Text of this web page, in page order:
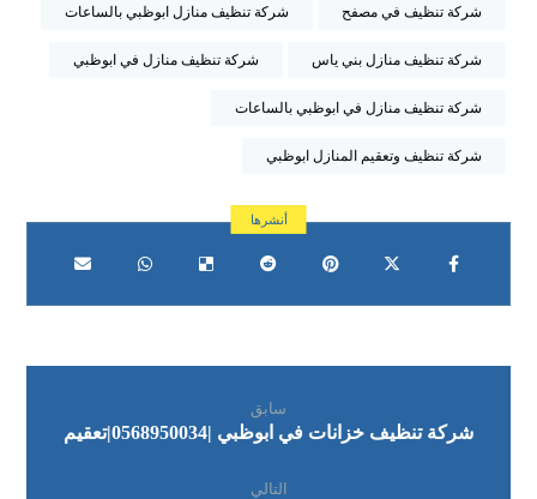
شركة تنظيف في مصفح شركة تنظيف منازل ابوظبي بالساعات
شركة تنظيف منازل بني ياس شركة تنظيف منازل في ابوظبي
شركة تنظيف منازل في ابوظبي بالساعات
شركة تنظيف وتعقيم المنازل ابوظبي
سابق
شركة تنظيف خزانات في ابوظبي |0568950034|تعقيم
التالي